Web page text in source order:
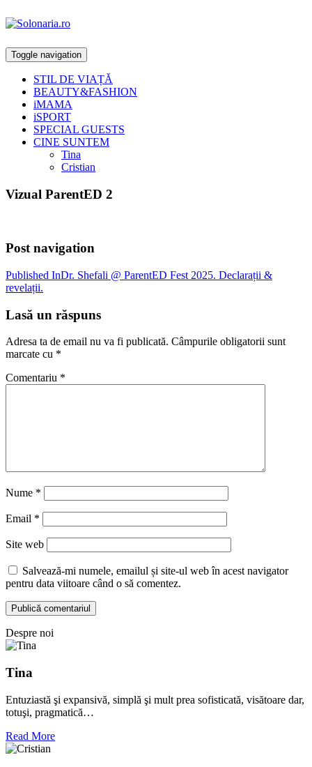
Toggle navigation
STIL DE VIAȚĂ
BEAUTY&FASHION
iMAMA
iSPORT
SPECIAL GUESTS
CINE SUNTEM
Tina
Cristian
Vizual ParentED 2
Post navigation
Published InDr. Shefali @ ParentED Fest 2025. Declarații &
revelații.
Lasă un răspuns
Adresa ta de email nu va fi publicată. Câmpurile obligatorii sunt
marcate cu *
Comentariu *
Nume *
Email *
Site web
Salvează-mi numele, emailul și site-ul web în acest navigator
pentru data viitoare când o să comentez.
Despre noi
Tina
Entuziastă şi expansivă, simplă şi mult prea sofisticată, visătoare dar,
totuşi, pragmatică…
Read More